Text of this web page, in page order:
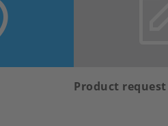
Product request